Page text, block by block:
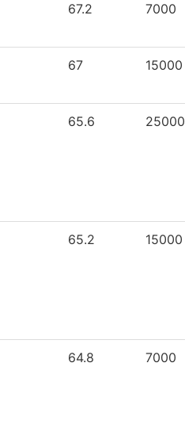
67.2 7000
67 15000
65.6 25000
65.2 15000
64.8 7000